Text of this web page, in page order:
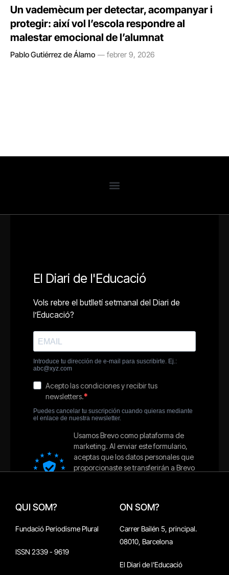
Un vademècum per detectar, acompanyar i
protegir: així vol l’escola respondre al
malestar emocional de l’alumnat
Pablo Gutiérrez de Álamo febrer 9, 2026
QUI SOM?
Fundació Periodisme Plural
ISSN 2339 - 9619
ON SOM?
Carrer Bailén 5, principal.
08010, Barcelona
El Diari de l'Educació